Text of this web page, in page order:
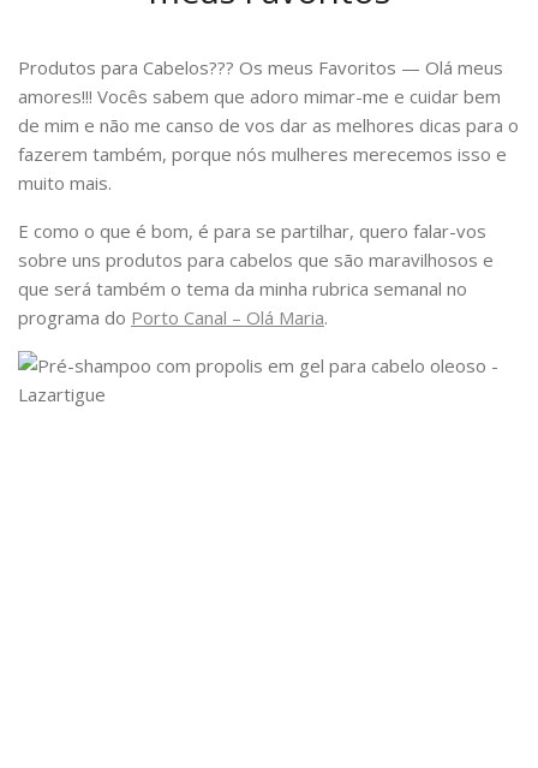
Produtos para Cabelos??? Os meus Favoritos — Olá meus
amores!!! Vocês sabem que adoro mimar-me e cuidar bem
de mim e não me canso de vos dar as melhores dicas para o
fazerem também, porque nós mulheres merecemos isso e
muito mais.
E como o que é bom, é para se partilhar, quero falar-vos
sobre uns produtos para cabelos que são maravilhosos e
que será também o tema da minha rubrica semanal no
programa do Porto Canal – Olá Maria.